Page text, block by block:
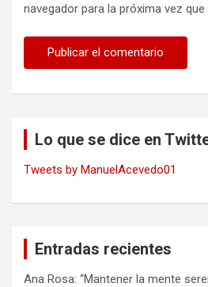
navegador para la próxima vez
Lo que se dice en
Tweets by ManuelAcevedo01
Entradas recientes
Ana Rosa: “Mantener la mente